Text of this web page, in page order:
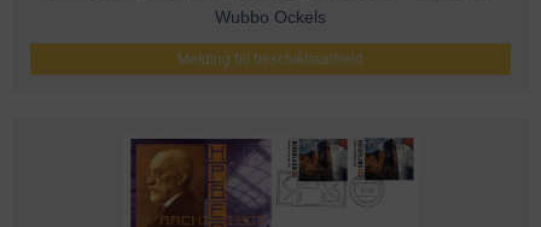
Wubbo Ockels
Melding bij beschikbaarheid